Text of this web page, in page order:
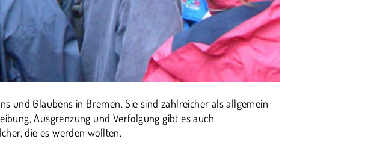
und Glaubens in Bremen. Sie sind zahlreicher als allgemein
Ausgrenzung und Verfolgung gibt es auch
die es werden wollten.